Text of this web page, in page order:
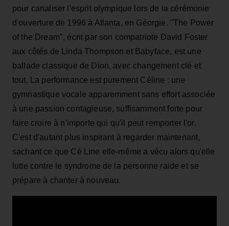
pour canaliser l'esprit olympique lors de la cérémonie
d'ouverture de 1996 à Atlanta, en Géorgie. "The Power
of the Dream", écrit par son compatriote David Foster
aux côtés de Linda Thompson et Babyface, est une
ballade classique de Dion, avec changement clé et
tout. La performance est purement Céline : une
gymnastique vocale apparemment sans effort associée
à une passion contagieuse, suffisamment forte pour
faire croire à n'importe qui qu'il peut remporter l'or.
C'est d'autant plus inspirant à regarder maintenant,
sachant ce que Cé
Line elle-même a vécu alors qu'elle
lutte contre le syndrome de la personne raide et se
prépare à chanter à nouveau.